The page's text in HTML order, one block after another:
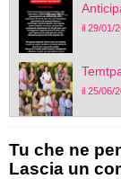
il 29/01/
il 25/06/
Tu che ne
Lascia un